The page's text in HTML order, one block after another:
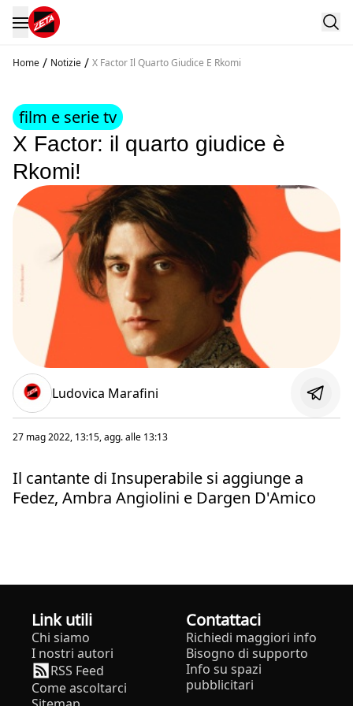
Home / Notizie / X Factor Il Quarto Giudice E Rkomi
film e serie tv
X Factor: il quarto giudice è
Rkomi!
Ludovica Marafini
27 mag 2022, 13:15, agg. alle 13:13
Il cantante di Insuperabile si aggiunge a
Fedez, Ambra Angiolini e Dargen D'Amico
Link utili
Chi siamo
I nostri autori
RSS Feed
Come ascoltarci
Contattaci
Richiedi maggiori info
Bisogno di supporto
Info su spazi
pubblicitari